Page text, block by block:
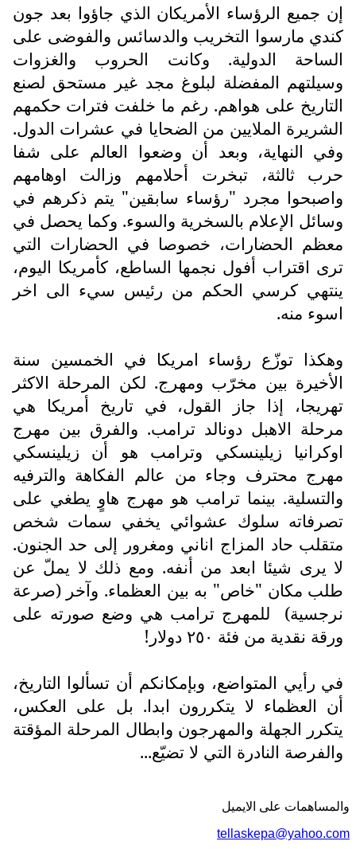
إن جميع الرؤساء الأمريكان الذي جاؤوا بعد جون
كندي مارسوا التخريب والدسائس والفوضى على
الساحة الدولية. وكانت الحروب والغزوات
وسيلتهم المفضلة لبلوغ مجد غير مستحق لصنع
التاريخ على هواهم. رغم ما خلفت فترات حكمهم
الشريرة الملايين من الضحايا في عشرات الدول.
وفي النهاية، وبعد أن وضعوا العالم على شفا
حرب ثالثة، تبخرت أحلامهم وزالت اوهامهم
واصبحوا مجرد "رؤساء سابقين" يتم ذكرهم في
وسائل الإعلام بالسخرية والسوء. وكما يحصل في
معظم الحضارات، خصوصا في الحضارات التي
ترى اقتراب أفول نجمها الساطع، كأمريكا اليوم،
ينتهي كرسي الحكم من رئيس سيء الى اخر
اسوء منه.
وهكذا توزّع رؤساء امريكا في الخمسين سنة
الأخيرة بين مخرّب ومهرج. لكن المرحلة الاكثر
تهريجا، إذا جاز القول، في تاريخ أمريكا هي
مرحلة الاهبل دونالد ترامب. والفرق بين مهرج
اوكرانيا زيلينسكي وترامب هو أن زيلينسكي
مهرج محترف وجاء من عالم الفكاهة والترفيه
والتسلية. بينما ترامب هو مهرج هاوٍ يطغي على
تصرفاته سلوك عشوائي يخفي سمات شخص
متقلب حاد المزاج اناني ومغرور إلى حد الجنون.
لا يرى شيئا ابعد من أنفه. ومع ذلك لا يملّ عن
طلب مكان "خاص" به بين العظماء. وآخر (صرعة
نرجسية)
للمهرج ترامب هي وضع صورته على
ورقة نقدية من فئة ٢٥٠ دولار!
في رأيي المتواضع، وبإمكانكم أن تسألوا التاريخ،
أن العظماء لا يتكررون ابدا. بل على العكس،
يتكرر الجهلة والمهرجون وابطال المرحلة المؤقتة
والفرصة النادرة التي لا تضيّع...
والمساهمات علی الایمیل
tellaskepa@yahoo.com